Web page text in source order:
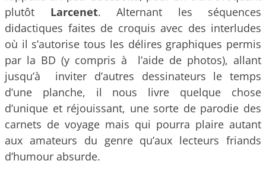
plutôt Larcenet. Alternant les séquences
didactiques faites de croquis avec des interludes
où il s’autorise tous les délires graphiques permis
par la BD (y compris à l’aide de photos), allant
jusqu’à inviter d’autres dessinateurs le temps
d’une planche, il nous livre quelque chose
d’unique et réjouissant, une sorte de parodie des
carnets de voyage mais qui pourra plaire autant
aux amateurs du genre qu’aux lecteurs friands
d’humour absurde.